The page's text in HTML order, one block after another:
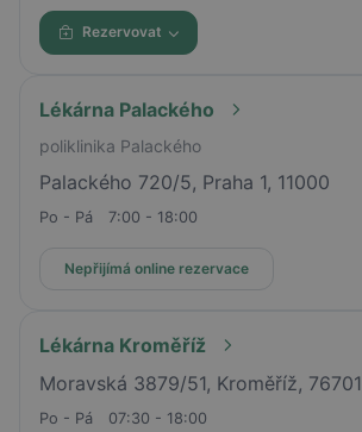
Rezervovat
Lékárna Palackého
poliklinika Palackého
Palackého 720/5, Praha 1, 11000
Po - Pá 7:00 - 18:00
Nepřijímá online rezervace
Lékárna Kroměříž
Moravská 3879/51, Kroměříž, 76701
Po - Pá
07:30 - 18:00